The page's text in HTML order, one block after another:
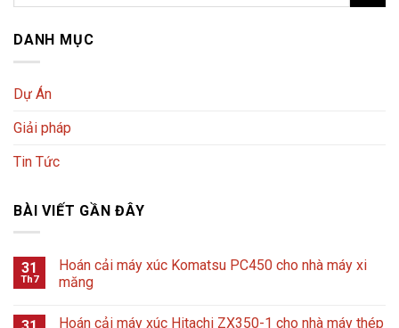
DANH MỤC
Dự Án
Giải pháp
Tin Tức
BÀI VIẾT GẦN ĐÂY
31
Th7
Hoán cải máy xúc Komatsu PC450 cho nhà máy xi
măng
Hoán cải máy xúc Hitachi ZX350-1 cho nhà máy thép